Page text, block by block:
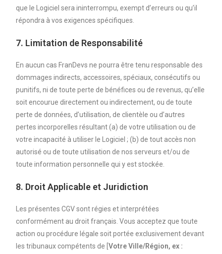
que le Logiciel sera ininterrompu, exempt d’erreurs ou qu’il
répondra à vos exigences spécifiques.
7. Limitation de Responsabilité
En aucun cas FranDevs ne pourra être tenu responsable des
dommages indirects, accessoires, spéciaux, consécutifs ou
punitifs, ni de toute perte de bénéfices ou de revenus, qu’elle
soit encourue directement ou indirectement, ou de toute
perte de données, d’utilisation, de clientèle ou d’autres
pertes incorporelles résultant (a) de votre utilisation ou de
votre incapacité à utiliser le Logiciel ; (b) de tout accès non
autorisé ou de toute utilisation de nos serveurs et/ou de
toute information personnelle qui y est stockée.
8. Droit Applicable et Juridiction
Les présentes CGV sont régies et interprétées
conformément au droit français. Vous acceptez que toute
action ou procédure légale soit portée exclusivement devant
les tribunaux compétents de [Votre Ville/Région, ex :